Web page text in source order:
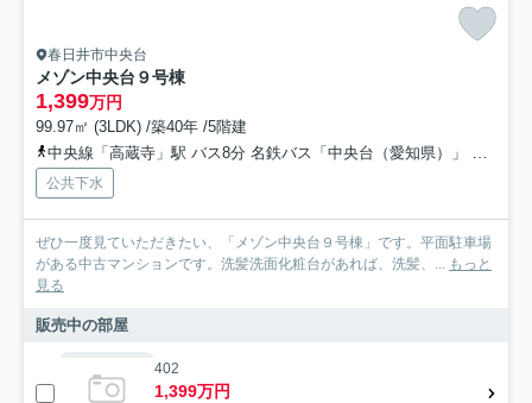
春日井市中央台
メゾン中央台９号棟
1,399万円
99.97㎡ (3LDK) /築40年 /5階建
中央線「高蔵寺」駅 バス8分 名鉄バス「中央台（愛知県）」 停歩3分
公共下水
ぜひ一度見ていただきたい、「メゾン中央台９号棟」です。平面駐車場
がある中古マンションです。洗髪洗面化粧台があれば、洗髪、... もっと
見る
販売中の部屋
402
1,399万円